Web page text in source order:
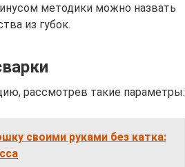
методики можно назвать
из губок.
рассмотрев такие параметры:
своими руками без катка: